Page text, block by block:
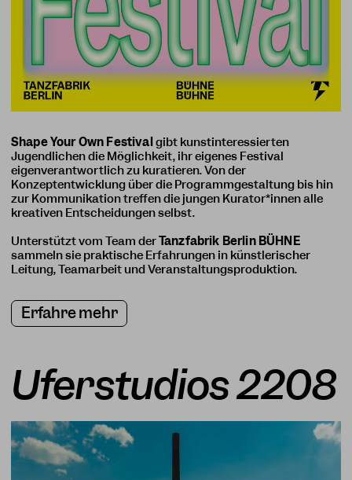
Shape Your Own Festivalgibt kunstinteressierten
Jugendlichen die Möglichkeit, ihr eigenes Festival
eigenverantwortlich zu kuratieren. Von der
Konzeptentwicklung über die Programmgestaltung bis hin
zur Kommunikation treffen die jungen Kurator*innen alle
kreativen Entscheidungen selbst.
Unterstützt vom Team derTanzfabrik Berlin BÜHNE
sammeln sie praktische Erfahrungen in künstlerischer
Leitung, Teamarbeit und Veranstaltungsproduktion.
Erfahre mehr
Uferstudios 2208